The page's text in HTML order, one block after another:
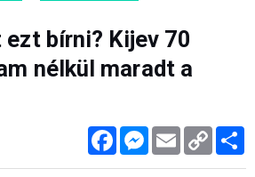
bírni? Kijev 70
nélkül maradt a
FacebookMessenger
Email Copy
Link